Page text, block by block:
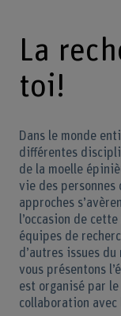
La
toi!
Dans le monde
différentes
de la moelle
vie des personnes
approches
l’occasion de
équipes de
d’autres issues
vous présentons
est organisé par
collaboration